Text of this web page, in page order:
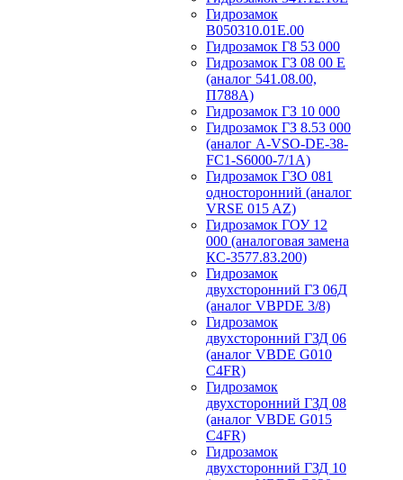
Гидрозамок
В050310.01Е.00
Гидрозамок Г8 53 000
Гидрозамок ГЗ 08 00 Е
(аналог 541.08.00,
П788А)
Гидрозамок ГЗ 10 000
Гидрозамок ГЗ 8.53 000
(аналог A-VSO-DE-38-
FC1-S6000-7/1A)
Гидрозамок ГЗО 081
односторонний (аналог
VRSE 015 AZ)
Гидрозамок ГОУ 12
000 (аналоговая замена
КС-3577.83.200)
Гидрозамок
двухсторонний ГЗ 06Д
(аналог VBPDE 3/8)
Гидрозамок
двухсторонний ГЗД 06
(аналог VBDE G010
C4FR)
Гидрозамок
двухсторонний ГЗД 08
(аналог VBDE G015
C4FR)
Гидрозамок
двухсторонний ГЗД 10